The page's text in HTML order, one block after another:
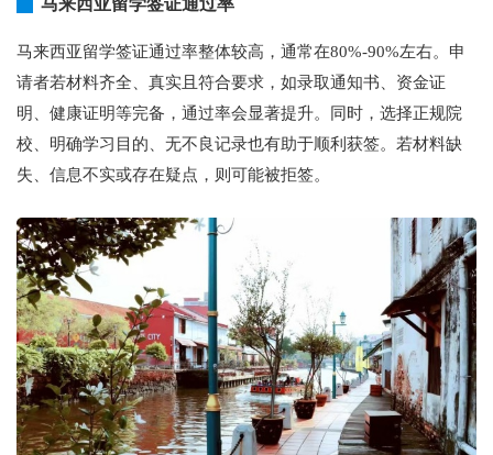
马来西亚留学签证通过率
马来西亚留学签证通过率整体较高，通常在80%-90%左右。申
请者若材料齐全、真实且符合要求，如录取通知书、资金证
明、健康证明等完备，通过率会显著提升。同时，选择正规院
校、明确学习目的、无不良记录也有助于顺利获签。若材料缺
失、信息不实或存在疑点，则可能被拒签。